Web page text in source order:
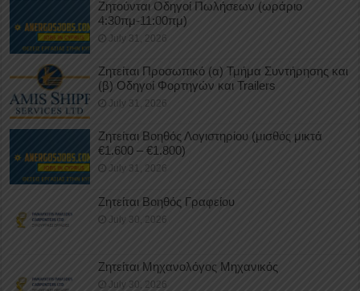
Ζητούνται Οδηγοί Πωλήσεων (ωράριο
4:30πμ-11:00πμ)
July 31, 2026
Ζητείται Προσωπικό (α) Τμήμα Συντήρησης και
(β) Οδηγοί Φορτηγών και Trailers
July 31, 2026
Ζητείται Βοηθός Λογιστηρίου (μισθός μικτά
€1.600 – €1.800)
July 31, 2026
Ζητείται Βοηθός Γραφείου
July 30, 2026
Ζητείται Μηχανολόγος Μηχανικός
July 30, 2026